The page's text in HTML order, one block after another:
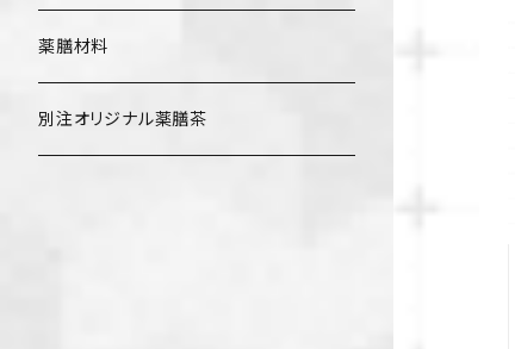
薬膳材料
別注オリジナル薬膳茶